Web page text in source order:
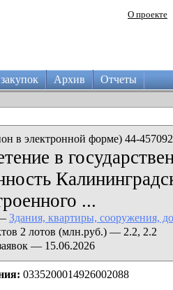
О проекте
Архив Отчеты
в электронной форме) 44-
в
...
Здания, квартиры, сооружения,
2 лотов (млн.руб.) — 2.2, 2.2
— 15.06.2026
0335200014926002088